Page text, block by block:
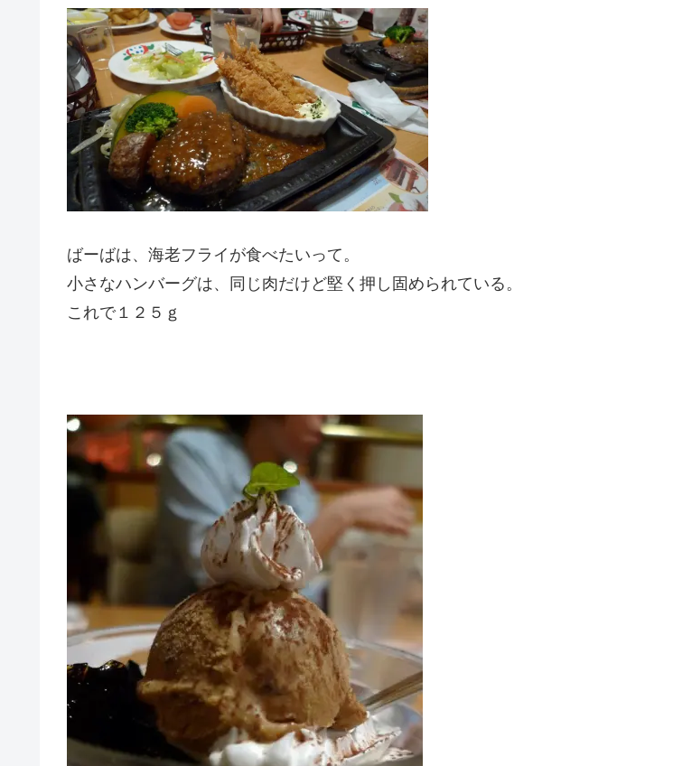
ばーばは、海老フライが食べたいって。
小さなハンバーグは、同じ肉だけど堅く押し固められている。
これで１２５ｇ